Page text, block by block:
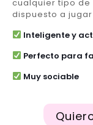
cualquier tipo de
dispuesto a
Inteligente y
Perfecto para
Muy sociable